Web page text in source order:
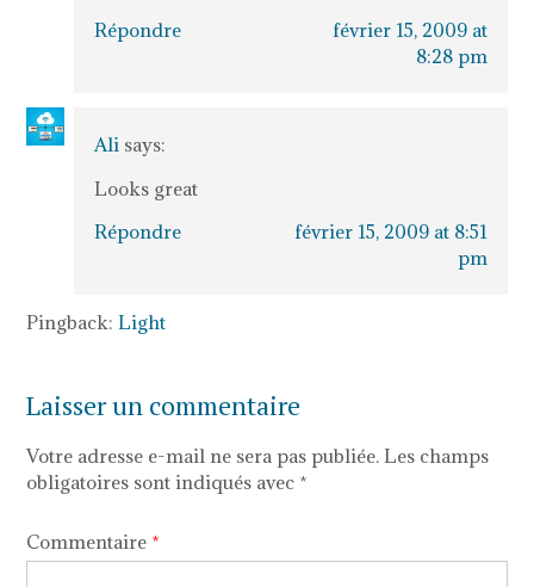
Répondre
février 15, 2009 at
8:28 pm
Ali says:
Looks great
Répondre
février 15, 2009 at 8:51
pm
Pingback: Light
Laisser un commentaire
Votre adresse e-mail ne sera pas publiée. Les champs
obligatoires sont indiqués avec *
Commentaire *